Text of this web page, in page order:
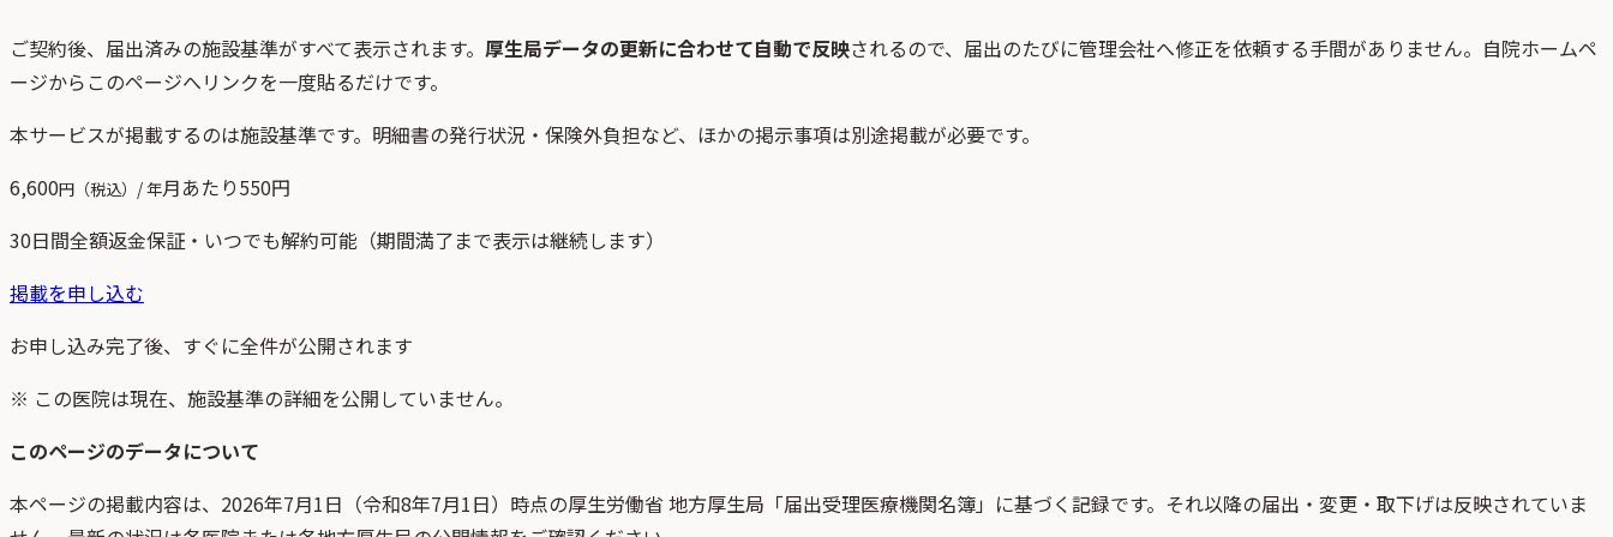
ご契約後、 届出済みの施設基準がすべて表示されます。 厚生局データの更新に合わせて自動で反映されるので、届出のたびに管理会社へ修正を依頼する手間がありません。自院ホームペ
ージからこのページへリンクを一度貼るだけです。
本サービスが掲載するのは施設基準です。明細書の発行状況・保険外負担など、ほかの掲示事項は別途掲載が必要です。
6,600円（税込）/ 年月あたり550円
30日間全額返金保証・いつでも解約可能（期間満了まで表示は継続します）
掲載を申し込む
お申し込み完了後、すぐに全件が公開されます
※ この医院は現在、施設基準の詳細を公開していません。
このページのデータについて
本ページの掲載内容は、 2026年7月1日 （令和8年7月1日）時点の厚生労働省 地方厚生局「届出受理医療機関名簿」 に基づく記録です。それ以降の届出・変更・取下げは反映されていま